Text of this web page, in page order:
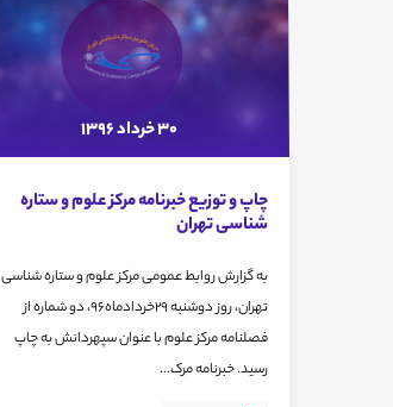
30 خرداد 1396
چاپ و توزیع خبرنامه مرکز علوم و ستاره
شناسی تهران
به گزارش روابط عمومی مرکز علوم و ستاره شناسی
تهران، روز دوشنبه 29خردادماه96، دو شماره از
فصلنامه مرکز علوم با عنوان سپهردانش به چاپ
رسید. خبرنامه مرک...